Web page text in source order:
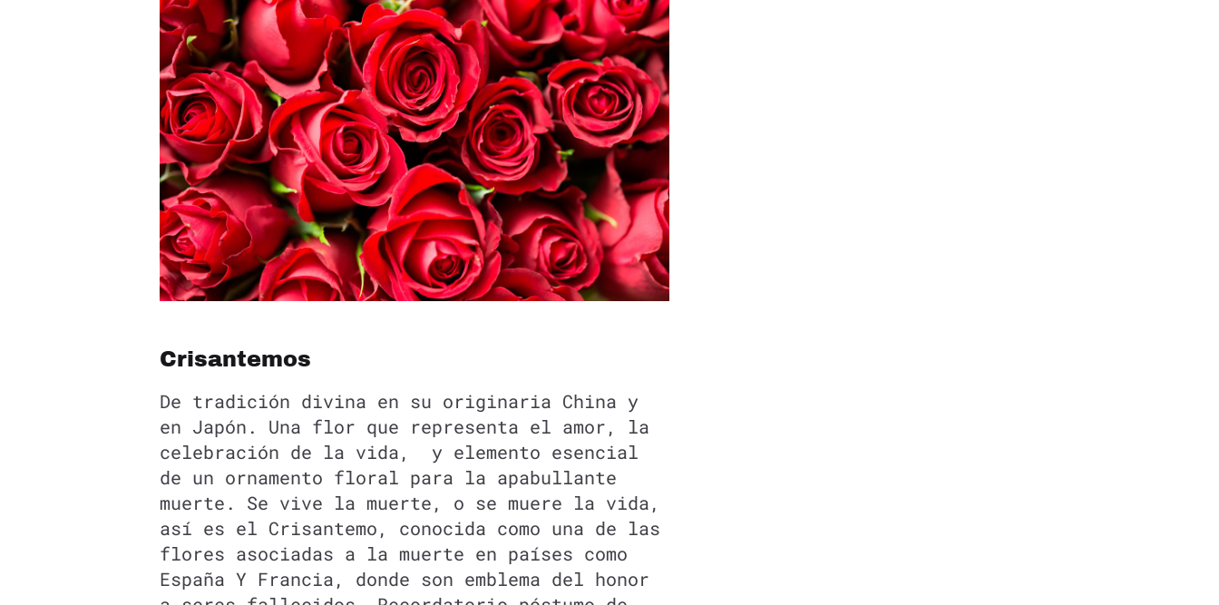
Crisantemos
De tradición divina en su originaria China y
en Japón. Una flor que representa el amor, la
celebración de la vida, y elemento esencial
de un ornamento floral para la apabullante
muerte. Se vive la muerte, o se muere la vida,
así es el Crisantemo, conocida como una de las
flores asociadas a la muerte en países como
España Y Francia, donde son emblema del honor